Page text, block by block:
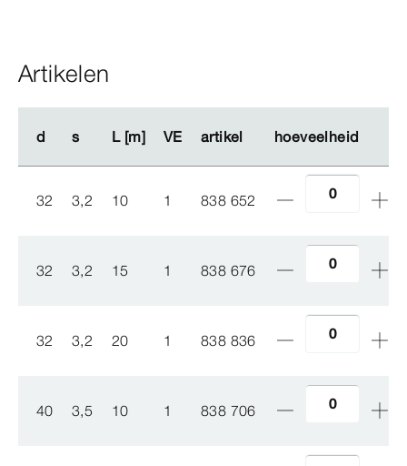
Artikelen
d s L [m] VE artikel hoeveelheid
d s L [m] VE artikel hoeveelheid
32 3,2 10 1 838 652
32 3,2 15 1 838 676
32 3,2 20 1 838 836
40 3,5 10 1 838 706